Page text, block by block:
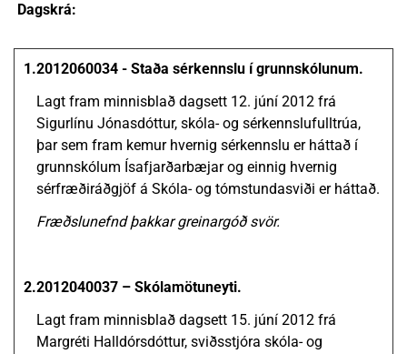
Dagskrá:
1.2012060034 - Staða sérkennslu í grunnskólunum.
Lagt fram minnisblað dagsett 12. júní 2012 frá
Sigurlínu Jónasdóttur, skóla- og sérkennslufulltrúa,
þar sem fram kemur hvernig sérkennslu er háttað í
grunnskólum Ísafjarðarbæjar og einnig hvernig
sérfræðiráðgjöf á Skóla- og tómstundasviði er háttað.
Fræðslunefnd þakkar greinargóð svör.
2.2012040037 – Skólamötuneyti.
Lagt fram minnisblað dagsett 15. júní 2012 frá
Margréti Halldórsdóttur, sviðsstjóra skóla- og